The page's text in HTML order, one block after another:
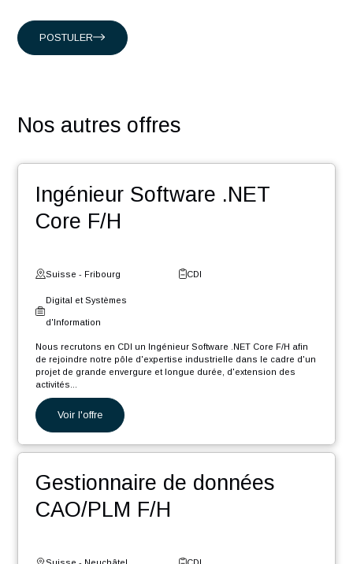
En rejoignant nos équipes vous découvrirez :
Une équipe dynamique dans un esprit start-up
Des challenges pour contribuer au développement de
votre réseau
Une entreprise certifiée @HappyAtWork et ayant une
politique RSE engagée (médaille d’or Ecovadis2023)
Nos autres offres
Core F/H